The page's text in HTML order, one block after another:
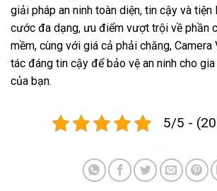
giải pháp an ninh toàn diện, tin cậy và
cước đa dạng, ưu điểm vượt trội về phần
mềm, cùng với giá cả phải chăng,
tác đáng tin cậy để bảo vệ an ninh cho
của bạn.
5/5 -